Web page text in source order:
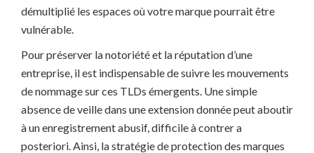
démultiplié les espaces où votre marque pourrait être
vulnérable.
Pour préserver la notoriété et la réputation d’une
entreprise, il est indispensable de suivre les mouvements
de nommage sur ces TLDs émergents. Une simple
absence de veille dans une extension donnée peut aboutir
à un enregistrement abusif, difficile à contrer a
posteriori. Ainsi, la stratégie de protection des marques